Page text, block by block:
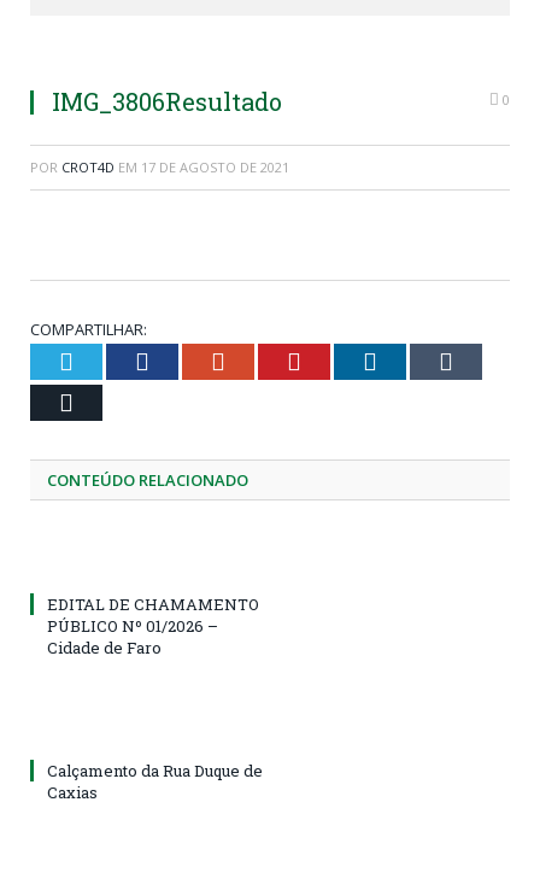
IMG_3806Resultado 0
POR CROT4D EM 17 DE AGOSTO DE 2021
COMPARTILHAR:
Twitter Facebook Google+ Pinterest LinkedIn
CONTEÚDO RELACIONADO
EDITAL DE CHAMAMENTO
PÚBLICO Nº 01/2026 –
Cidade de Faro
Calçamento da Rua Duque de
Caxias